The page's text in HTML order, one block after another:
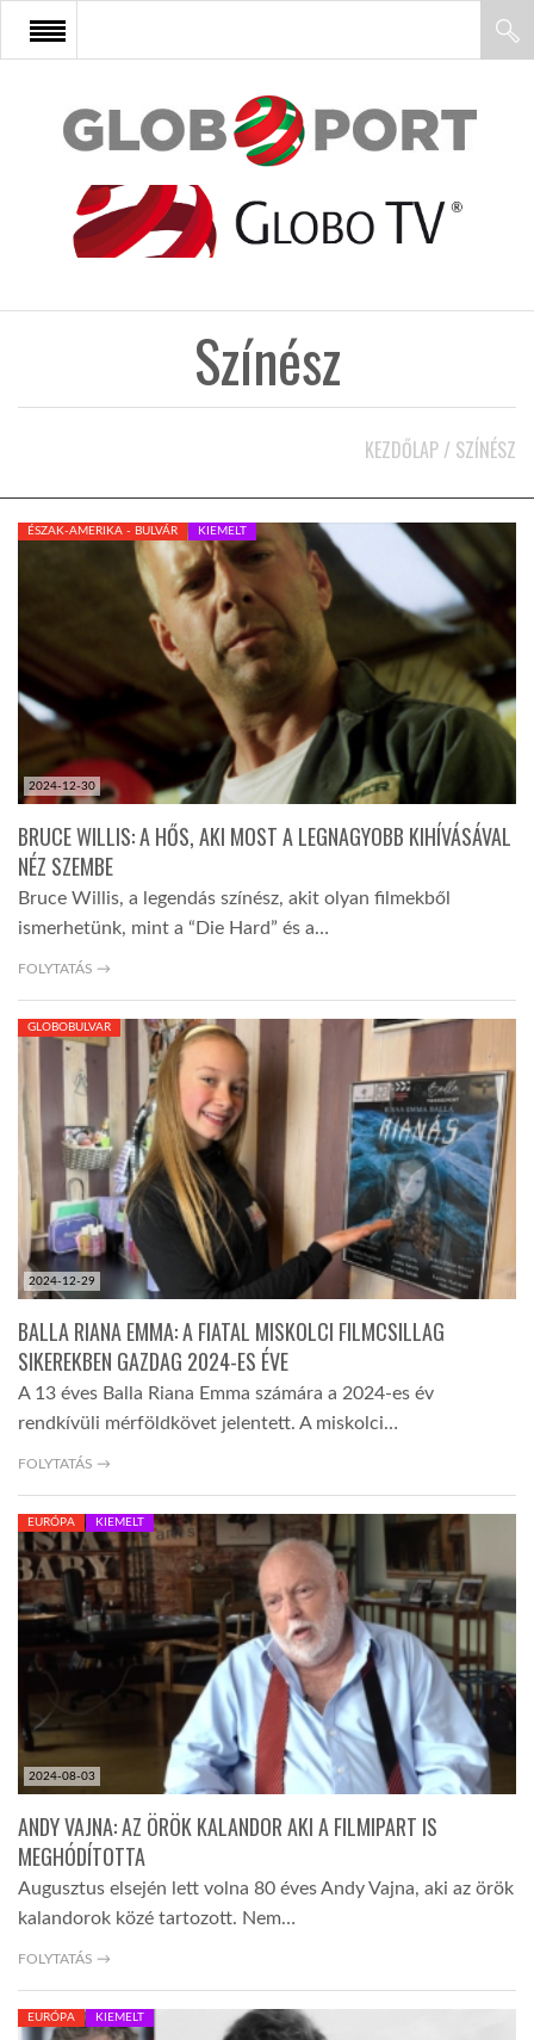
FŐOLDAL
AFRIKA
A VILÁG ITTHON
GLOBOTV BP
HÍR3D
TROPICALMAGAZIN
GLOBOTV
AFRIKA TUDÁSTÁR
LINKTR.EE
GLOBOZSARU
DOBRAVERO.HU
LATIMO.HU
GLOBOBOOK
Színész
KEZDŐLAP / SZÍNÉSZ
2024-12-30
ÉSZAK-AMERIKA - BULVÁR KIEMELT
BRUCE WILLIS: A HŐS, AKI MOST A LEGNAGYOBB KIHÍVÁSÁVAL
NÉZ SZEMBE
Bruce Willis, a legendás színész, akit olyan filmekből
ismerhetünk, mint a “Die Hard” és a…
FOLYTATÁS →
2024-12-29
GLOBOBULVAR
BALLA RIANA EMMA: A FIATAL MISKOLCI FILMCSILLAG
SIKEREKBEN GAZDAG 2024-ES ÉVE
A 13 éves Balla Riana Emma számára a 2024-es év
rendkívüli mérföldkövet jelentett. A miskolci…
FOLYTATÁS →
2024-08-03
EURÓPA KIEMELT
ANDY VAJNA: AZ ÖRÖK KALANDOR AKI A FILMIPART IS
MEGHÓDÍTOTTA
Augusztus elsején lett volna 80 éves Andy Vajna, aki az örök
kalandorok közé tartozott. Nem…
FOLYTATÁS →
EURÓPA KIEMELT